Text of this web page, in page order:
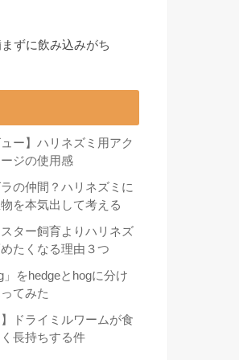
ずに飲み込みがち
ュー】ハリネズミ用アク
ジの使用感
の仲間？ハリネズミに
を本気出して考える
ター飼育よりハリネズ
たくなる理由３つ
」をhedgeとhogに分け
てみた
】ドライミルワームが食
長持ちする件